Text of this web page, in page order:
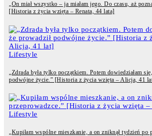
„On miał wszystko – ja miałam jego. Do czasu, aż
[Historia z życia wzięta – Renata, 44 lata]
Lifestyle
„Zdrada była tylko początkiem. Potem dowiedziałam
podwójne życie.” [Historia z życia wzięta – Alicja, 41
Lifestyle
„Kupiłam wspólne mieszkanie, a on zniknął tydzień po